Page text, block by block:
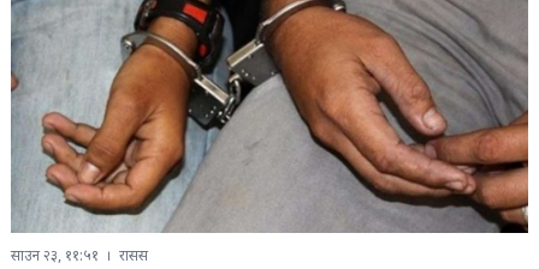
साउन २३, ११:५१ रासस